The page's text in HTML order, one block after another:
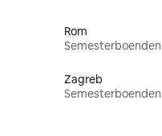
Rom
Semesterboenden
Zagreb
Semesterboenden